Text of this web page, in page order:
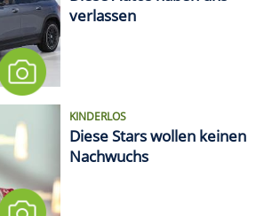
verlassen
KINDERLOS
Diese Stars wollen keinen
Nachwuchs